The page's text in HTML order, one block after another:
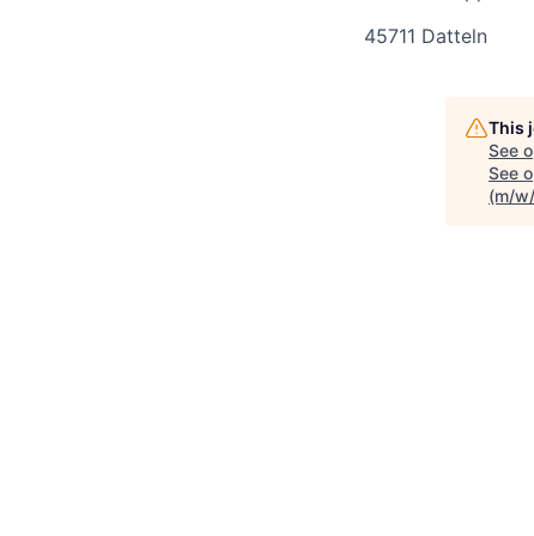
45711 Datteln
This
See
See
(m/